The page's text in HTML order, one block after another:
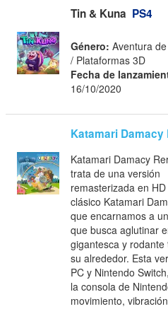
Tin & Kuna PS4
Género: Aventura
/ Plataformas 3D
Fecha de
16/10/2020
Katamari Damacy
Katamari Damacy
trata de una versión
remasterizada en HD
clásico Katamari
que encarnamos a
que busca aglutinar
gigantesca y
su alrededor. Esta
PC y Nintendo
la consola de
movimiento,